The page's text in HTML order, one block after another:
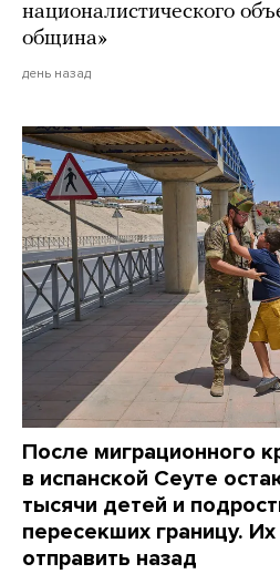
националистического
община»
день назад
После миграционного
в испанской Сеуте
тысячи детей и
пересекших границу.
отправить назад